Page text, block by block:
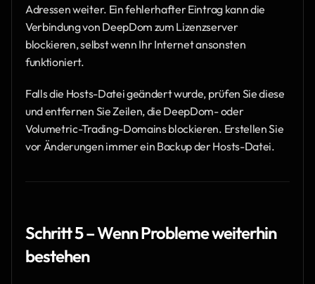
Adressen weiter. Ein fehlerhafter Eintrag kann die
Verbindung von DeepDom zum Lizenzserver
blockieren, selbst wenn Ihr Internet ansonsten
funktioniert.
Falls die Hosts-Datei geändert wurde, prüfen Sie diese
und entfernen Sie Zeilen, die DeepDom- oder
Volumetric-Trading-Domains blockieren. Erstellen Sie
vor Änderungen immer ein Backup der Hosts-Datei.
Schritt 5 – Wenn Probleme weiterhin
bestehen